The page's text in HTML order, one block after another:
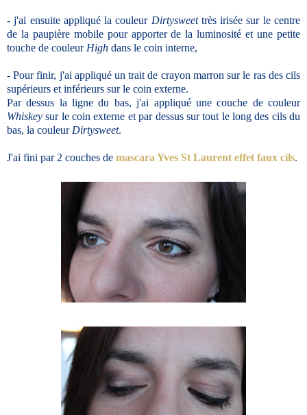
- j'ai ensuite appliqué la couleur Dirtysweettrès irisée sur le centre
de la paupière mobile pour apporter de la luminosité et une petite
touche de couleur High dans le coin interne,
- Pour finir, j'ai appliqué un trait de crayon marron sur le ras des cils
supérieurs et inférieurs sur le coin externe.
Par dessus la ligne du bas, j'ai appliqué une couche de couleur
Whiskey sur le coin externe et par dessus sur tout le long des cils du
bas, la couleur Dirtysweet.
J'ai fini par 2 couches de mascara Yves St Laurent effet faux cils.